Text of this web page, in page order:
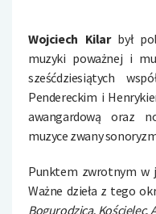
Wojciech Kilarbył
muzyki poważnej i
sześćdziesiątych
Pendereckim i
awangardową oraz
muzyce zwany
Punktem zwrotnym w
Ważne dzieła z tego
Bogurodzica, Kościelec,